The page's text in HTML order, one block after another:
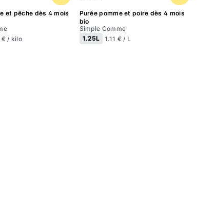
et pêche dès 4 mois
€ / kilo
Purée pomme et poire dès 4 mois
bio
Simple Comme
1.25L
1.11 € / L